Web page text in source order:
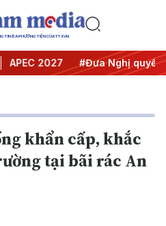
TIN ĐA PHƯƠNG TIỆN CỦA TTXVN
2027 #Đưa Nghị quyết
khẩn cấp, khắc
tại bãi rác An